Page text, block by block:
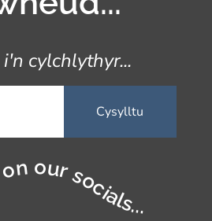
cylchlythyr...
our socials...